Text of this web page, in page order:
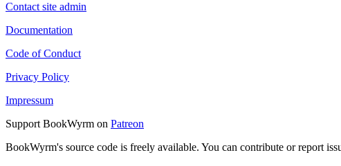
Contact site admin
Documentation
Code of Conduct
Privacy Policy
Impressum
Support BookWyrm on Patreon
BookWyrm's source code is freely available. You can contribute or report